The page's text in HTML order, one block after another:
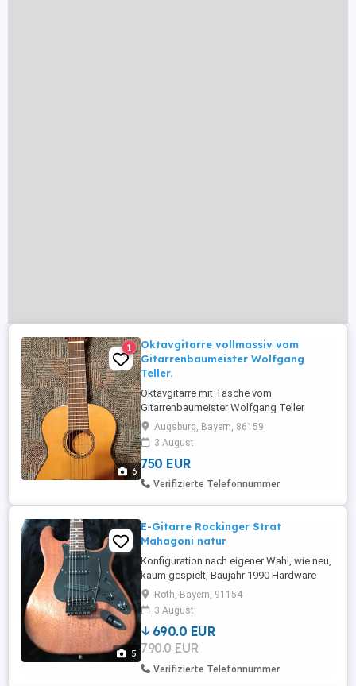
6
1
Oktavgitarre vollmassiv vom
Gitarrenbaumeister Wolfgang
Teller.
Oktavgitarre mit Tasche vom
Gitarrenbaumeister Wolfgang Teller
(Listenpreis 950,- Euro). Baujahr 1990.
Sehr guter Zustand. Sehr guter Klang.
Augsburg, Bayern, 86159
3 August
750 EUR
Verifizierte Telefonnummer
5
E-Gitarre Rockinger Strat
Mahagoni natur
Konfiguration nach eigener Wahl, wie neu,
kaum gespielt, Baujahr 1990 Hardware
Hals: Explorer 91005 Mechanik: GOTOH
Magnum 7 Tremolo: Tru Tone Elektrik 1 x
Rockinger Blade Screamer Metalmäßiger
Bridge-Humbucker im Singlecoil-Format,
splitbar. 2 x Strat Singlecoils Strat 5 Weg
Schalter Humbucker ...
Roth, Bayern, 91154
3 August
690.0 EUR
790.0 EUR
Verifizierte Telefonnummer